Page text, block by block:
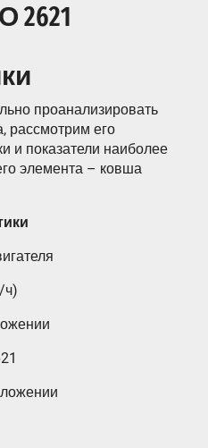
2621
проанализировать
рассмотрим его
и показатели наиболее
элемента – ковша
ч)